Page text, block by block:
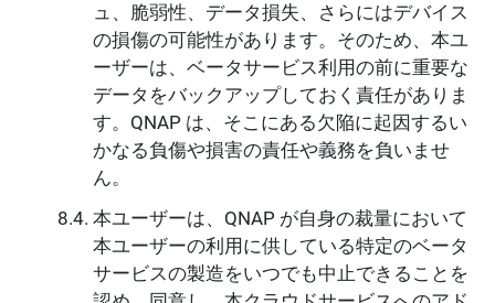
ュ、脆弱性、データ損失、さらにはデバイス
の損傷の可能性があります。そのため、本ユ
ーザーは、ベータサービス利用の前に重要な
データをバックアップしておく責任がありま
す。QNAP は、そこにある欠陥に起因するい
かなる負傷や損害の責任や義務を負いませ
ん。
本ユーザーは、QNAP が自身の裁量において
本ユーザーの利用に供している特定のベータ
サービスの製造をいつでも中止できることを